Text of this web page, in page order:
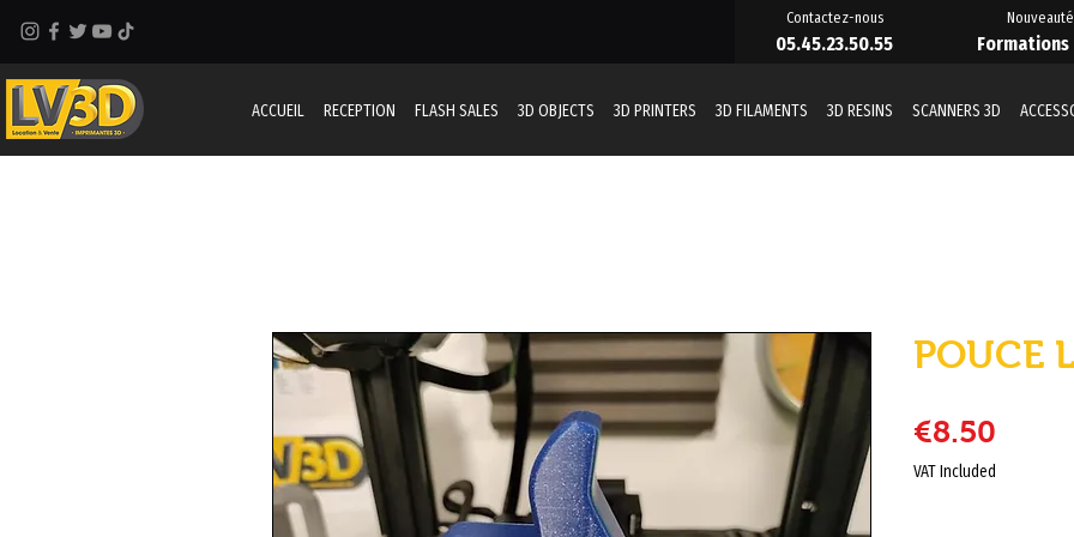
05.45.23.50.55
Contactez-nous
Formations
ACCUEIL RECEPTION FLASH SALES 3D OBJECTS 3D PRINTERS 3D FILAMENTS 3D RESINS SCANNERS 3D
POUCE
€8.50
VAT Included